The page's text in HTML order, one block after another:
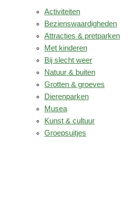
Activiteiten
Bezienswaardigheden
Attracties & pretparken
Met kinderen
Bij slecht weer
Natuur & buiten
Grotten & groeves
Dierenparken
Musea
Kunst & cultuur
Groepsuitjes